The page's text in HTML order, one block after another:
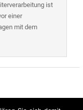
ist
einer
mit dem